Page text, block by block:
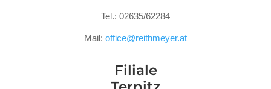
Tel.: 02635/62284
Mail: office@reithmeyer.at
Filiale